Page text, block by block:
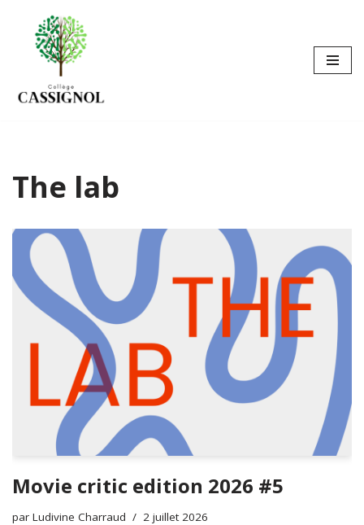
Aller
contenu
The lab
Movie critic edition 2026 #5
par Ludivine Charraud 2 juillet 2026